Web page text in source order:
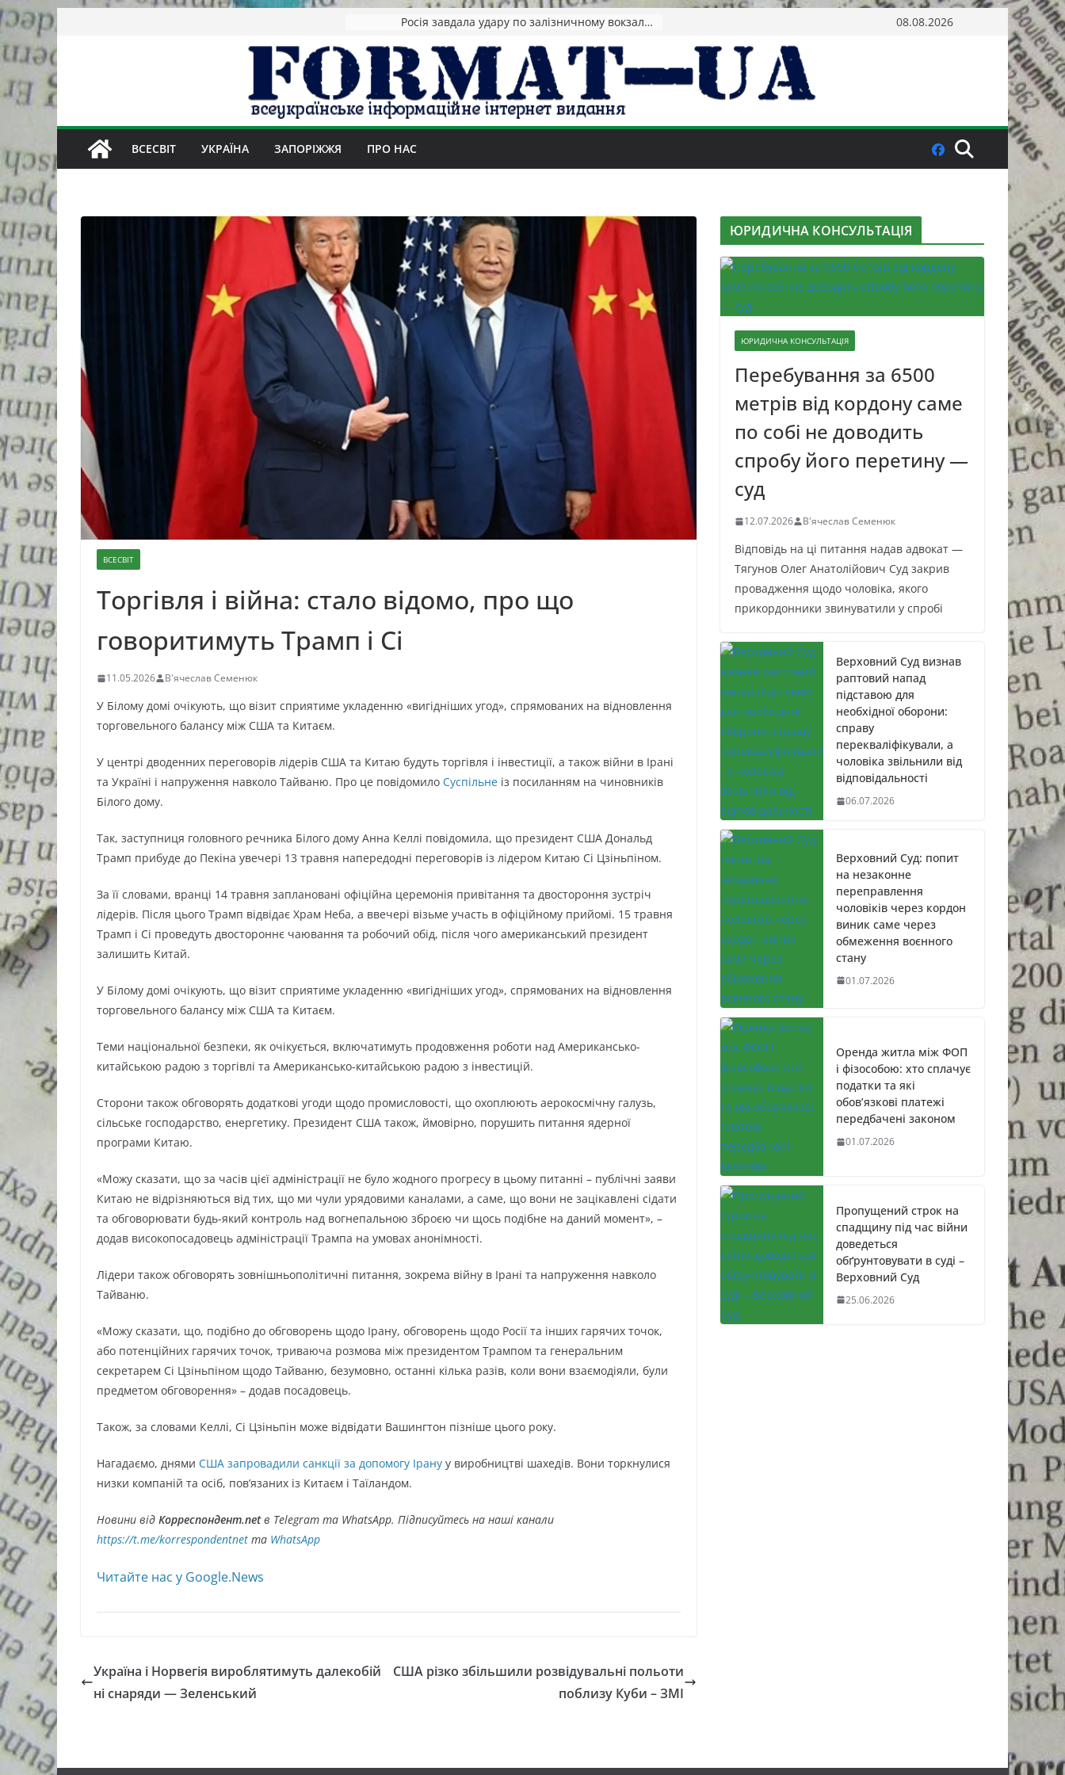
content
Росія завдала удару по залізничному вокзалу в Лозовій: є загиблі та важкопоранені 08.08.2026
ВСЕСВІТ УКРАЇНА ЗАПОРІЖЖЯ ПРО НАС
ВСЕСВІТ
Торгівля і війна: стало відомо, про що
говоритимуть Трамп і Сі
11.05.2026 В'ячеслав Семенюк
У Білому домі очікують, що візит сприятиме укладенню «вигідніших угод», спрямованих на відновлення
торговельного балансу між США та Китаєм.
У центрі дводенних переговорів лідерів США та Китаю будуть торгівля і інвестиції, а також війни в Ірані
та Україні і напруження навколо Тайваню. Про це повідомило Суспільне із посиланням на чиновників
Білого дому.
Так, заступниця головного речника Білого дому Анна Келлі повідомила, що президент США Дональд
Трамп прибуде до Пекіна увечері 13 травня напередодні переговорів із лідером Китаю Сі Цзіньпіном.
За її словами, вранці 14 травня заплановані офіційна церемонія привітання та двостороння зустріч
лідерів. Після цього Трамп відвідає Храм Неба, а ввечері візьме участь в офіційному прийомі. 15 травня
Трамп і Сі проведуть двостороннє чаювання та робочий обід, після чого американський президент
залишить Китай.
У Білому домі очікують, що візит сприятиме укладенню «вигідніших угод», спрямованих на відновлення
торговельного балансу між США та Китаєм.
Теми національної безпеки, як очікується, включатимуть продовження роботи над Американсько-
китайською радою з торгівлі та Американсько-китайською радою з інвестицій.
Сторони також обговорять додаткові угоди щодо промисловості, що охоплюють аерокосмічну галузь,
сільське господарство, енергетику. Президент США також, ймовірно, порушить питання ядерної
програми Китаю.
«Можу сказати, що за часів цієї адміністрації не було жодного прогресу в цьому питанні – публічні заяви
Китаю не відрізняються від тих, що ми чули урядовими каналами, а саме, що вони не зацікавлені сідати
та обговорювати будь-який контроль над вогнепальною зброєю чи щось подібне на даний момент», –
додав високопосадовець адміністрації Трампа на умовах анонімності.
Лідери також обговорять зовнішньополітичні питання, зокрема війну в Ірані та напруження навколо
Тайваню.
«Можу сказати, що, подібно до обговорень щодо Ірану, обговорень щодо Росії та інших гарячих точок,
або потенційних гарячих точок, триваюча розмова між президентом Трампом та генеральним
секретарем Сі Цзіньпіном щодо Тайваню, безумовно, останні кілька разів, коли вони взаємодіяли, були
предметом обговорення» – додав посадовець.
Також, за словами Келлі, Сі Цзіньпін може відвідати Вашингтон пізніше цього року.
Нагадаємо, днями США запровадили санкції за допомогу Ірану у виробництві шахедів. Вони торкнулися
низки компаній та осіб, пов’язаних із Китаєм і Таїландом.
Новини від Корреспондент.netв Telegram та WhatsApp. Підписуйтесь на наші канали
https://t.me/korrespondentnet та WhatsApp
Читайте нас у Google.News
Україна і Норвегія вироблятимуть далекобій
ні снаряди — Зеленський
США різко збільшили розвідувальні польоти
поблизу Куби – ЗМІ
ЮРИДИЧНА КОНСУЛЬТАЦІЯ
ЮРИДИЧНА КОНСУЛЬТАЦІЯ
Перебування за 6500
метрів від кордону саме
по собі не доводить
спробу його перетину —
суд
12.07.2026 В'ячеслав Семенюк
Відповідь на ці питання надав адвокат —
Тягунов Олег Анатолійович Суд закрив
провадження щодо чоловіка, якого
прикордонники звинуватили у спробі
Верховний Суд визнав
раптовий напад
підставою для
необхідної оборони:
справу
перекваліфікували, а
чоловіка звільнили від
відповідальності
06.07.2026
Верховний Суд: попит
на незаконне
переправлення
чоловіків через кордон
виник саме через
обмеження воєнного
стану
01.07.2026
Оренда житла між ФОП
і фізособою: хто сплачує
податки та які
обов’язкові платежі
передбачені законом
01.07.2026
Пропущений строк на
спадщину під час війни
доведеться
обґрунтовувати в суді –
Верховний Суд
25.06.2026